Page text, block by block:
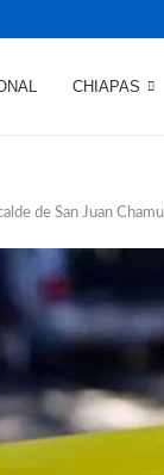
CHIAPAS
de San Juan